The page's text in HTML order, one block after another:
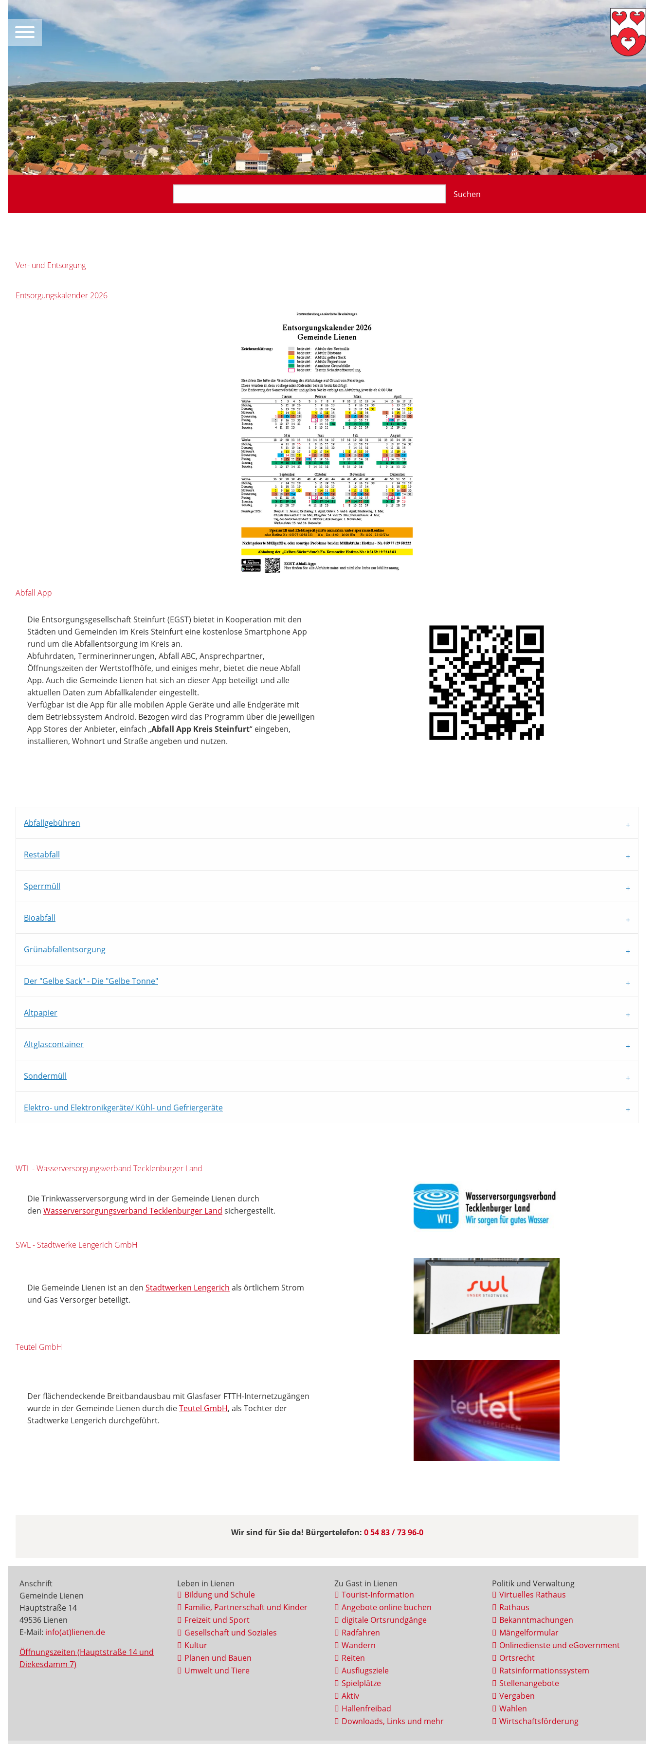
Suchen
Ver- und Entsorgung
Entsorgungskalender 2026
Abfall App
Die Entsorgungsgesellschaft Steinfurt (EGST) bietet in Kooperation mit den
Städten und Gemeinden im Kreis Steinfurt eine kostenlose Smartphone App
rund um die Abfallentsorgung im Kreis an.
Abfuhrdaten, Terminerinnerungen, Abfall ABC, Ansprechpartner,
Öffnungszeiten der Wertstoffhöfe, und einiges mehr, bietet die neue Abfall
App. Auch die Gemeinde Lienen hat sich an dieser App beteiligt und alle
aktuellen Daten zum Abfallkalender eingestellt.
Verfügbar ist die App für alle mobilen Apple Geräte und alle Endgeräte mit
dem Betriebssystem Android. Bezogen wird das Programm über die jeweiligen
App Stores der Anbieter, einfach „Abfall App Kreis Steinfurt“ eingeben,
installieren, Wohnort und Straße angeben und nutzen.
Abfallgebühren
Restabfall
Sperrmüll
Bioabfall
Grünabfallentsorgung
Der "Gelbe Sack" - Die "Gelbe Tonne"
Altpapier
Altglascontainer
Sondermüll
Elektro- und Elektronikgeräte/ Kühl- und Gefriergeräte
WTL - Wasserversorgungsverband Tecklenburger Land
Die Trinkwasserversorgung wird in der Gemeinde Lienen durch
den Wasserversorgungsverband Tecklenburger Land sichergestellt.
SWL - Stadtwerke Lengerich GmbH
Die Gemeinde Lienen ist an den Stadtwerken Lengerich als örtlichem Strom
und Gas Versorger beteiligt.
Teutel GmbH
Der flächendeckende Breitbandausbau mit Glasfaser FTTH-Internetzugängen
wurde in der Gemeinde Lienen durch dieTeutel GmbH, als Tochter der
Stadtwerke Lengerich durchgeführt.
Wir sind für Sie da! Bürgertelefon: 0 54 83 / 73 96-0
Anschrift
Gemeinde Lienen
Hauptstraße 14
49536 Lienen
E-Mail: info(at)lienen.de
Öffnungszeiten (Hauptstraße 14 und
Diekesdamm 7)
Leben in Lienen
Bildung und Schule
Familie, Partnerschaft und Kinder
Freizeit und Sport
Gesellschaft und Soziales
Kultur
Planen und Bauen
Umwelt und Tiere
Zu Gast in Lienen
Tourist-Information
Angebote online buchen
digitale Ortsrundgänge
Radfahren
Wandern
Reiten
Ausflugsziele
Spielplätze
Aktiv
Hallenfreibad
Downloads, Links und mehr
Politik und Verwaltung
Virtuelles Rathaus
Rathaus
Bekanntmachungen
Mängelformular
Onlinedienste und eGovernment
Ortsrecht
Ratsinformationssystem
Stellenangebote
Vergaben
Wahlen
Wirtschaftsförderung